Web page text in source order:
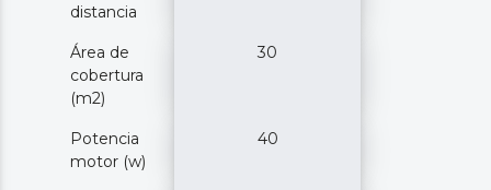
distancia
Área de
cobertura
(m2)
30
Potencia
motor (w)
40